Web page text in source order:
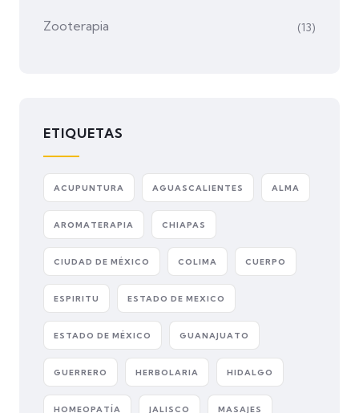
Zooterapia (13)
ETIQUETAS
ACUPUNTURA AGUASCALIENTES ALMA
AROMATERAPIA CHIAPAS
CIUDAD DE MÉXICO COLIMA CUERPO
ESPIRITU ESTADO DE MEXICO
ESTADO DE MÉXICO GUANAJUATO
GUERRERO HERBOLARIA HIDALGO
HOMEOPATÍA JALISCO MASAJES